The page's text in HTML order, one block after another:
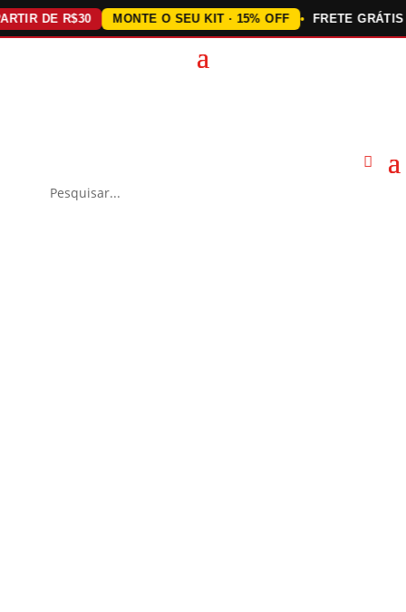
DE R$30 MONTE O SEU KIT · 15% OFF FRETE GRÁTIS